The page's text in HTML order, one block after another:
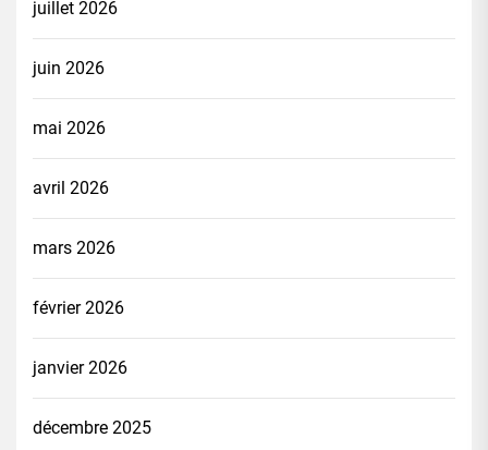
juillet 2026
juin 2026
mai 2026
avril 2026
mars 2026
février 2026
janvier 2026
décembre 2025